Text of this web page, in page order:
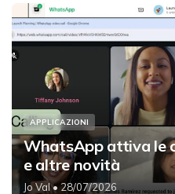
APPLICAZIONI
WhatsApp attiva le
e altre novità
Jo Val• 28/07/2026